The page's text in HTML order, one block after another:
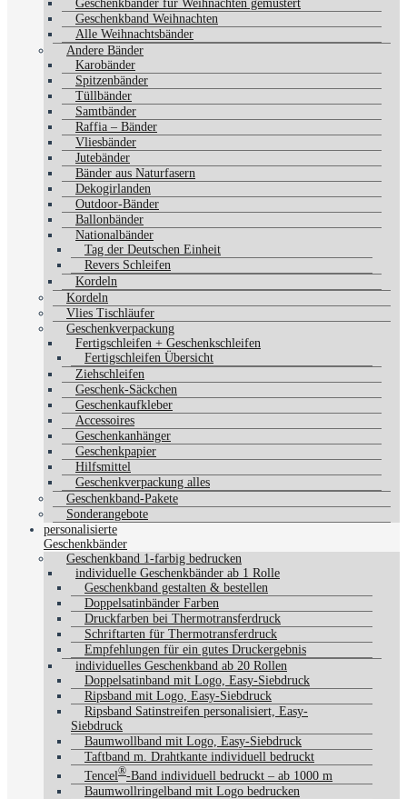
Geschenkbänder für Weihnachten gemustert
Geschenkband Weihnachten
Alle Weihnachtsbänder
Andere Bänder
Karobänder
Spitzenbänder
Tüllbänder
Samtbänder
Raffia – Bänder
Vliesbänder
Jutebänder
Bänder aus Naturfasern
Dekogirlanden
Outdoor-Bänder
Ballonbänder
Nationalbänder
Tag der Deutschen Einheit
Revers Schleifen
Kordeln
Kordeln
Vlies Tischläufer
Geschenkverpackung
Fertigschleifen + Geschenkschleifen
Fertigschleifen Übersicht
Ziehschleifen
Geschenk-Säckchen
Geschenkaufkleber
Accessoires
Geschenkanhänger
Geschenkpapier
Hilfsmittel
Geschenkverpackung alles
Geschenkband-Pakete
Sonderangebote
personalisierte
Geschenkbänder
Geschenkband 1-farbig bedrucken
individuelle Geschenkbänder ab 1 Rolle
Geschenkband gestalten & bestellen
Doppelsatinbänder Farben
Druckfarben bei Thermotransferdruck
Schriftarten für Thermotransferdruck
Empfehlungen für ein gutes Druckergebnis
individuelles Geschenkband ab 20 Rollen
Doppelsatinband mit Logo, Easy-Siebdruck
Ripsband mit Logo, Easy-Siebdruck
Ripsband Satinstreifen personalisiert, Easy-
Siebdruck
Baumwollband mit Logo, Easy-Siebdruck
Taftband m. Drahtkante individuell bedruckt
Tencel®-Band individuell bedruckt – ab 1000 m
Baumwollringelband mit Logo bedrucken